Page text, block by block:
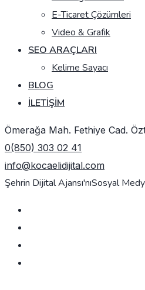
E-Ticaret Çözümleri
Video & Grafik
SEO ARAÇLARI
Kelime Sayacı
BLOG
İLETIŞIM
Ömerağa Mah. Fethiye Cad.
0(850) 303 02 41
info@kocaelidijital.com
Şehrin Dijital Ajansı'nıSosyal